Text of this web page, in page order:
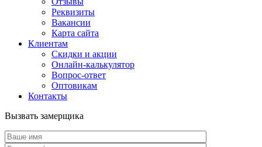
Реквизиты
Вакансии
Карта сайта
Клиентам
Скидки и акции
Онлайн-калькулятор
Вопрос-ответ
Оптовикам
Контакты
Вызвать замерщика